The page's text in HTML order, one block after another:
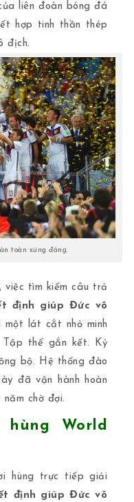
liên đoàn bóng đá
hợp tinh thần thép
địch.
toàn xứng đáng.
việc tìm kiếm câu trả
định giúp Đức vô
một lát cắt nhỏ minh
Tập thể gắn kết. Kỷ
bộ. Hệ thống đào
đã vận hành hoàn
chờ đợi.
World
hùng trực tiếp giải
định giúp Đức vô